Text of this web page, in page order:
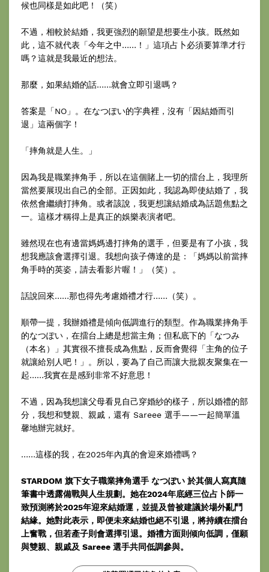
候也同樣是如此吧！（笑）
不過，相較於結婚，我更強烈的願望是想要生小孩。既然如
此，這不就代表「今年之中……！」這項占卜必須要算準才行
嗎？這就是我最近的想法。
那麼，如果結婚的話……就會立即引退嗎？
答案是「NO」。在なつぽい的字典裡，沒有「因結婚而引
退」這兩個字！
「摔角就是人生。」
因為我是職業摔角手，所以在這個賭上一切的擂台上，我理所
當然要展現出自己的全部。正因如此，我認為即使結婚了，我
依然會繼續打摔角。或者該說，我更想讓結婚成為話題焦點之
一。這樣才稱得上是真正的娛樂表演者吧。
雖然現在也有邊當媽媽邊打摔角的選手，但要是有了小孩，我
想我應該會選擇引退。我想向孩子傳達的是：「媽媽以前當摔
角手時的英姿，請去看影片喔！」（笑）。
話說回來……那也得先考慮婚禮才行……（笑）。
順帶一提，我辦婚禮是傾向低調進行的類型。作為職業摔角手
的なつぽい，在擂台上總是想當主角；但私底下的「なつみ
（本名）」其實很不擅長成為焦點，反而會覺得「主角的位子
就讓給別人吧！」。所以，要為了自己而讓大批親友聚集在一
起……我實在是感到非常不好意思！
不過，因為我想讓父母看見自己穿婚紗的樣子，所以婚禮的部
分，我想和雙親、親戚，還有 Sareee 選手——一起簡單溫
馨地辦完就好。
……這樣的我，在2025年內真的會迎來婚禮嗎？
STARDOM 旗下女子職業摔角選手 なつぽい 於其個人寫真隨
筆書中透露備戰與人生規劃。她在2024年底經三位占卜師一
致預測將於2025年迎來結婚運，並提及曾被建議於場外亂鬥
結緣。她對此表示，即便未來結婚也絕不引退，將持續在擂台
上奮戰，但若產子則會選擇引退。婚禮方面則倾向低調，僅願
與雙親、親戚及 Sareee 選手共同低調參與。